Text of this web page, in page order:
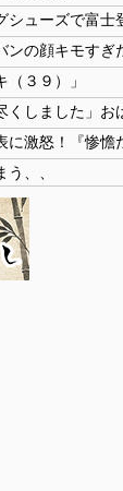
ンの顔キモすぎ
（３９）」
くしました」
、、